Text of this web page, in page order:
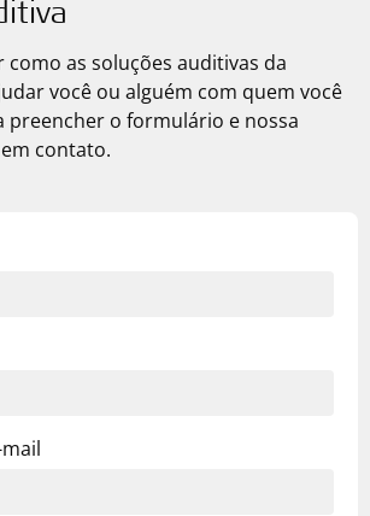
como as soluções auditivas da
você ou alguém com quem você
preencher o formulário e nossa
contato.